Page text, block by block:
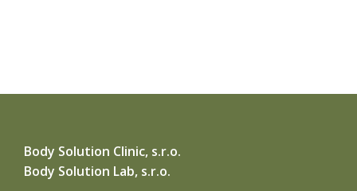
Body Solution Clinic, s.r.o.
Body Solution Lab, s.r.o.